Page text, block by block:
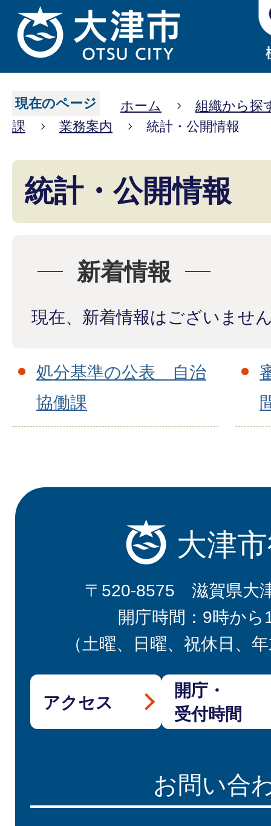
現在のページ ホーム
組織から探
課
業務案内 統計・公開情報
統計・公開情報
新着情報
現在、新着情報はございませ
処分基準の公表 自治
協働課
大津
〒520-8575 滋賀県大
開庁時間：9時から
（土曜、日曜、祝休日、
アクセス
開庁・
受付時間
お問い合